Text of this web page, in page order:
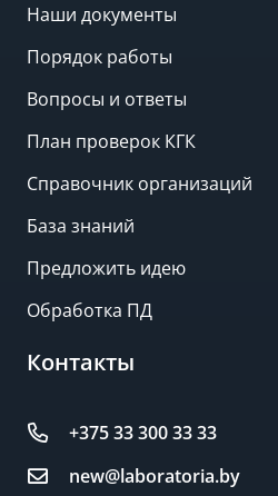
Наши документы
Порядок работы
Вопросы и ответы
План проверок КГК
Справочник организаций
База знаний
Предложить идею
Обработка ПД
Контакты
+375 33 300 33 33
new@laboratoria.by